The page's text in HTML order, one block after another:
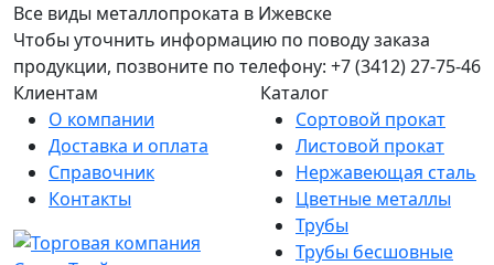
Все виды металлопроката в Ижевске
Чтобы уточнить информацию по поводу заказа
продукции, позвоните по телефону: +7 (3412) 27-75-46
Клиентам
О компании
Доставка и оплата
Справочник
Контакты
Каталог
Сортовой прокат
Листовой прокат
Нержавеющая сталь
Цветные металлы
Трубы
Трубы бесшовные